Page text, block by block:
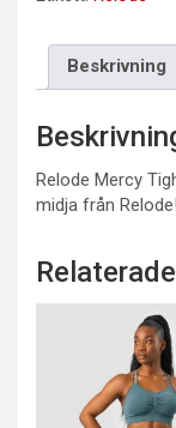
Beskrivning
Relode Mercy
midja från Relode!